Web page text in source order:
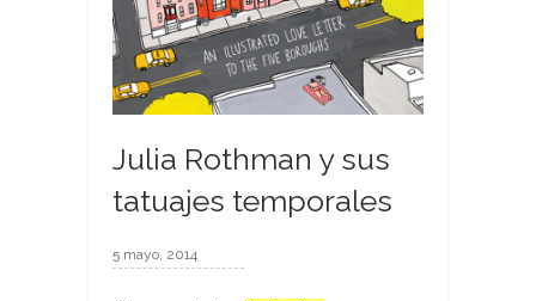
Julia Rothman y sus
tatuajes temporales
5 mayo, 2014